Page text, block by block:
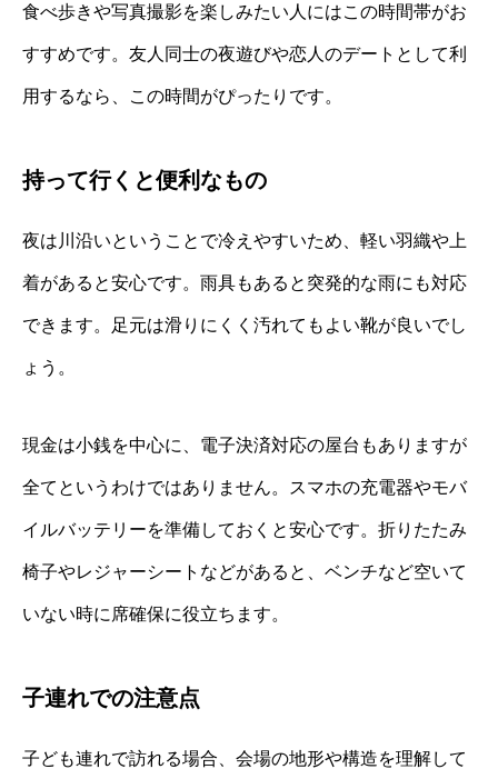
食べ歩きや写真撮影を楽しみたい人にはこの時間帯がお
すすめです。友人同士の夜遊びや恋人のデートとして利
用するなら、この時間がぴったりです。
持って行くと便利なもの
夜は川沿いということで冷えやすいため、軽い羽織や上
着があると安心です。雨具もあると突発的な雨にも対応
できます。足元は滑りにくく汚れてもよい靴が良いでし
ょう。
現金は小銭を中心に、電子決済対応の屋台もありますが
全てというわけではありません。スマホの充電器やモバ
イルバッテリーを準備しておくと安心です。折りたたみ
椅子やレジャーシートなどがあると、ベンチなど空いて
いない時に席確保に役立ちます。
子連れでの注意点
子ども連れで訪れる場合、会場の地形や構造を理解して